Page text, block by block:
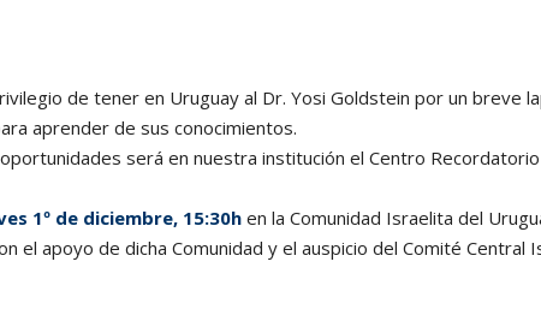
de tener en Uruguay al Dr. Yosi Goldstein por un breve
aprender de sus conocimientos.
será en nuestra institución el Centro
1º de diciembre, 15:30h en la Comunidad Israelita del
el apoyo de dicha Comunidad y el auspicio del Comité Central